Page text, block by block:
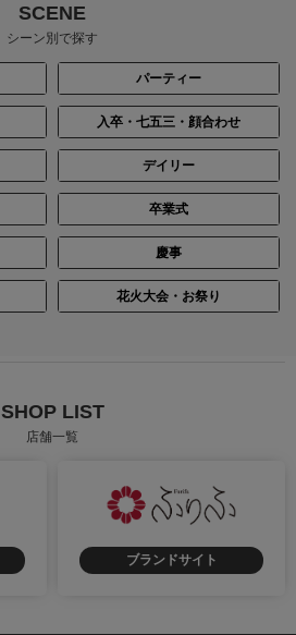
SCENE
シーン別で探す
パーティー
入卒・七五三・顔合わせ
デイリー
卒業式
慶事
花火大会・お祭り
SHOP LIST
店舗一覧
ブランドサイト